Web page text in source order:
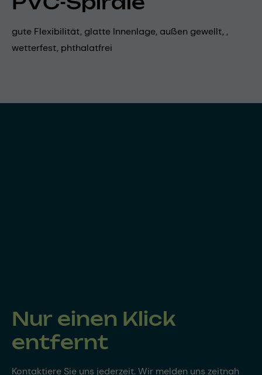
gute Flexibilität, glatte Innenlage, außen gewellt, ,
wetterfest, phthalatfrei
Nur einen Klick
entfernt
Kontaktiere Sie uns jederzeit. Wir melden uns zeitnah